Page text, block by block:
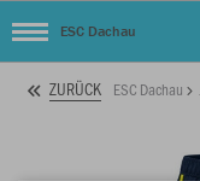
ESC Dachau
ZURÜCK ESC Dachau